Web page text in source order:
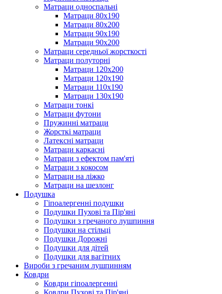
Матраци односпальні
Матраци 80х190
Матраци 80х200
Матраци 90х190
Матраци 90х200
Матраци середньої жорсткості
Матраци полуторні
Матраци 120х200
Матраци 120х190
Матраци 110х190
Матраци 130х190
Матраци тонкі
Матраци футони
Пружинні матраци
Жорсткі матраци
Латексні матраци
Матраци каркасні
Матраци з ефектом пам'яті
Матраци з кокосом
Матраци на ліжко
Матраци на шезлонг
Подушка
Гіпоалергенні подушки
Подушки Пухові та Пір'яні
Подушки з гречаного лушпиння
Подушки на стільці
Подушки Дорожні
Подушки для дітей
Подушки для вагітних
Вироби з гречаним лушпинням
Ковдри
Ковдри гіпоалергенні
Ковдри Пухові та Пір'яні